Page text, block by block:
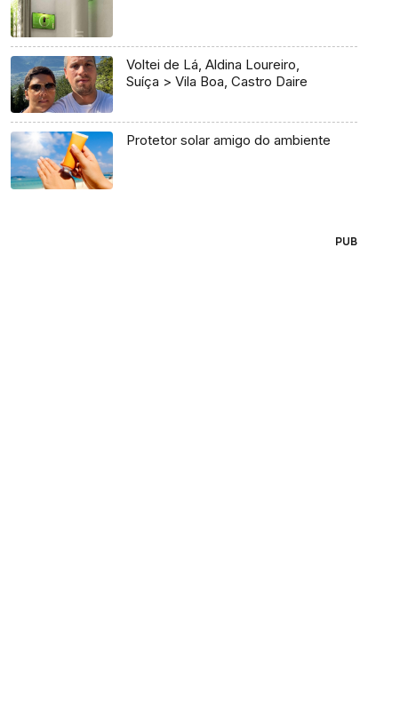
Voltei de Lá, Aldina Loureiro,
Suíça > Vila Boa, Castro Daire
Protetor solar amigo do ambiente
PUB